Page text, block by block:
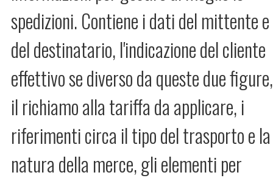
spedizioni. Contiene i dati del mittente e
del destinatario, l'indicazione del cliente
effettivo se diverso da queste due figure,
il richiamo alla tariffa da applicare, i
riferimenti circa il tipo del trasporto e la
natura della merce, gli elementi per